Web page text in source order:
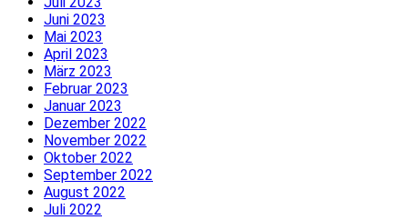
Juni 2023
Mai 2023
April 2023
März 2023
Februar 2023
Januar 2023
Dezember 2022
November 2022
Oktober 2022
September 2022
August 2022
Juli 2022